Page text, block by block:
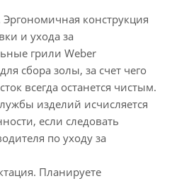
конструкция
и ухода за
грили Weber
сбора золы, за счет чего
всегда останется чистым.
изделий исчисляется
если следовать
по уходу за
Планируете